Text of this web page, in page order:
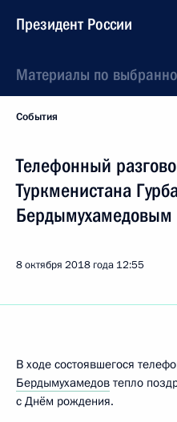
Президент России
Материалы по
События
Телефонный
Туркменистана
Бердымухамедовым
8 октября 2018 года 12:55
В ходе состоявшегося
Бердымухамедов тепло
с Днём рождения.